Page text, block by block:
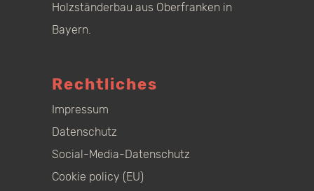
Holzständerbau aus Oberfranken in
Bayern.
Rechtliches
Impressum
Datenschutz
Social-Media-Datenschutz
Cookie policy (EU)